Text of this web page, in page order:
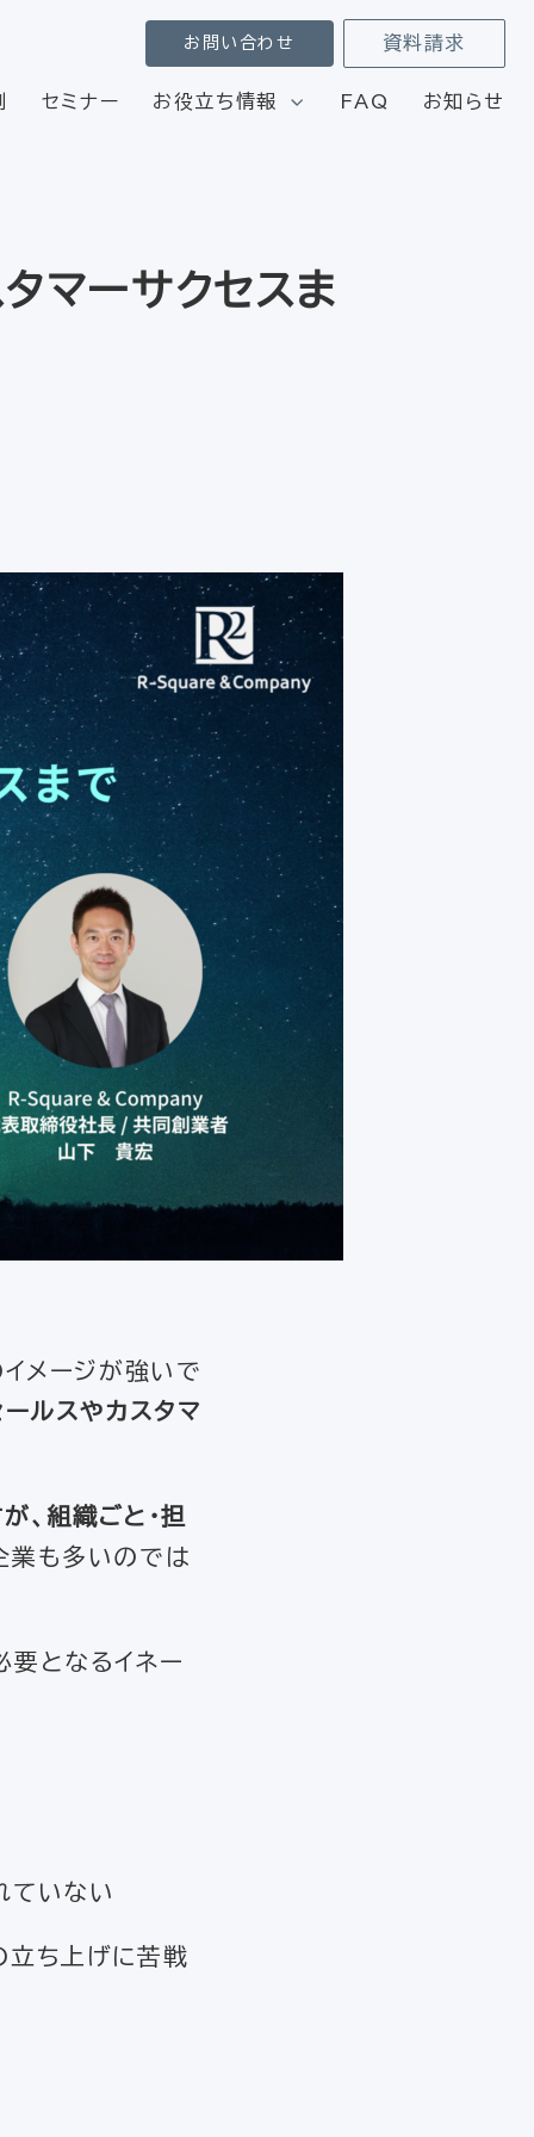
セミナー お役立ち情報 FAQ お知らせ
お問い合わせ 資料請求
マーサクセスま
メージが強いで
ールスやカスタマ
、組織ごと・担
業も多いのでは
となるイネー
ていない
立ち上げに苦戦